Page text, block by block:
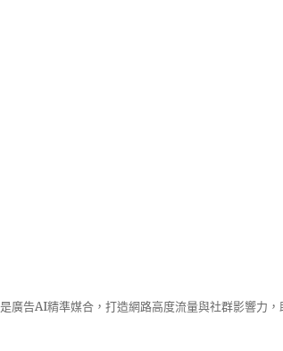
廣告AI精準媒合，打造網路高度流量與社群影響力